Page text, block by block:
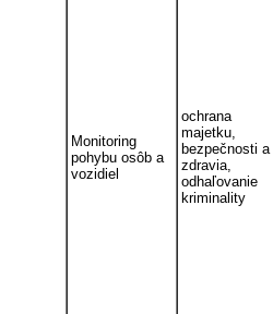
Monitoring
pohybu osôb a
vozidiel
ochrana
majetku,
bezpečnosti a
zdravia,
odhaľovanie
kriminality